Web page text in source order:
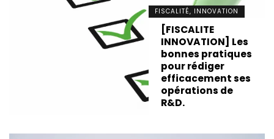
FISCALITÉ, INNOVATION
[FISCALITE
INNOVATION] Les
bonnes pratiques
pour rédiger
efficacement ses
opérations de
R&D.